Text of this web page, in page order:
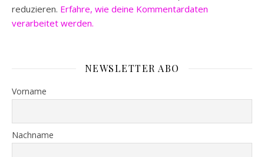
reduzieren. Erfahre, wie deine Kommentardaten
verarbeitet werden.
NEWSLETTER ABO
Vorname
Nachname